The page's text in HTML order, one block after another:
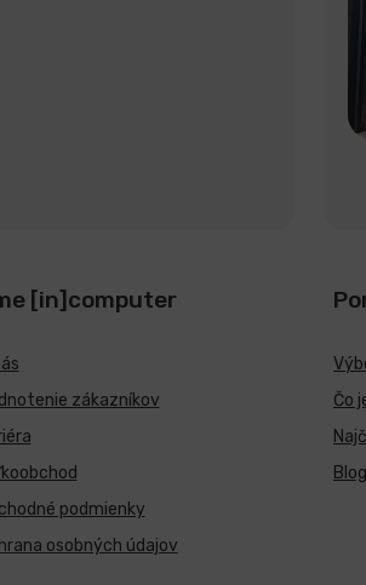
[in]computer
zákazníkov
podmienky
osobných údajov
Čo
Blog